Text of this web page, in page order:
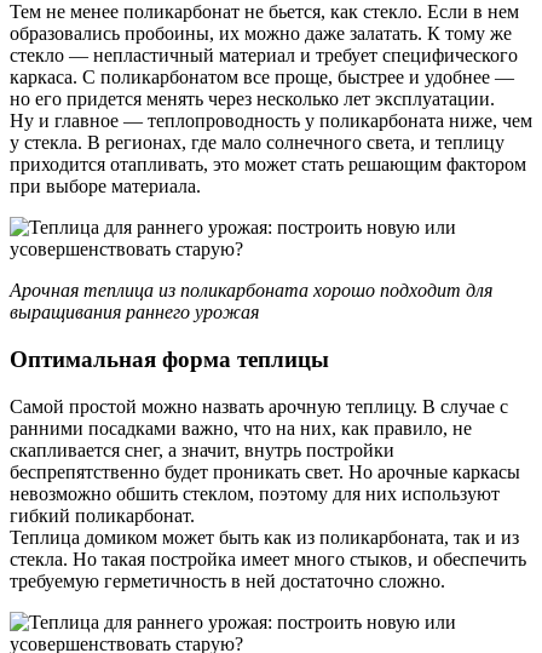
Тем не менее поликарбонат не бьется, как стекло. Если в нем
образовались пробоины, их можно даже залатать. К тому же
стекло — непластичный материал и требует специфического
каркаса. С поликарбонатом все проще, быстрее и удобнее —
но его придется менять через несколько лет эксплуатации.
Ну и главное — теплопроводность у поликарбоната ниже, чем
у стекла. В регионах, где мало солнечного света, и теплицу
приходится отапливать, это может стать решающим фактором
при выборе материала.
Арочная теплица из поликарбоната хорошо подходит для
выращивания раннего урожая
Оптимальная форма теплицы
Самой простой можно назвать арочную теплицу. В случае с
ранними посадками важно, что на них, как правило, не
скапливается снег, а значит, внутрь постройки
беспрепятственно будет проникать свет. Но арочные каркасы
невозможно обшить стеклом, поэтому для них используют
гибкий поликарбонат.
Теплица домиком может быть как из поликарбоната, так и из
стекла. Но такая постройка имеет много стыков, и обеспечить
требуемую герметичность в ней достаточно сложно.